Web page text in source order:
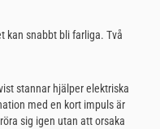
kan snabbt bli farliga. Två
stannar hjälper elektriska
med en kort impuls är
sig igen utan att orsaka